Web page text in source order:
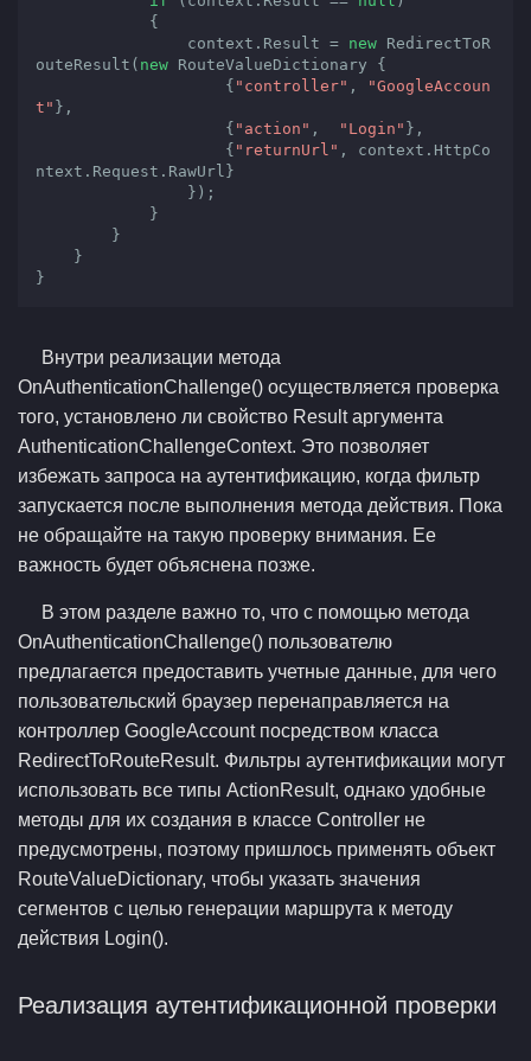
                context.Result =
new RedirectToR
outeResult( new RouteValueDictionary {
                    {
"controller" ,
"GoogleAccoun
t" },
                    {
"action" , "Login" },
                    {
"returnUrl" , context.HttpCo
ntext.Request.RawUrl}
}
Внутри реализации метода
OnAuthenticationChallenge() осуществляется проверка
того, установлено ли свойство Result аргумента
AuthenticationChallengeContext. Это позволяет
избежать запроса на аутентификацию, когда фильтр
запускается после выполнения метода действия. Пока
не обращайте на такую проверку внимания. Ее
важность будет объяснена позже.
В этом разделе важно то, что с помощью метода
OnAuthenticationChallenge() пользователю
предлагается предоставить учетные данные, для чего
пользовательский браузер перенаправляется на
контроллер GoogleAccount посредством класса
RedirectToRouteResult. Фильтры аутентификации могут
использовать все типы ActionResult, однако удобные
методы для их создания в классе Controller не
предусмотрены, поэтому пришлось применять объект
RouteValueDictionary, чтобы указать значения
сегментов с целью генерации маршрута к методу
действия Login().
Реализация аутентификационной проверки